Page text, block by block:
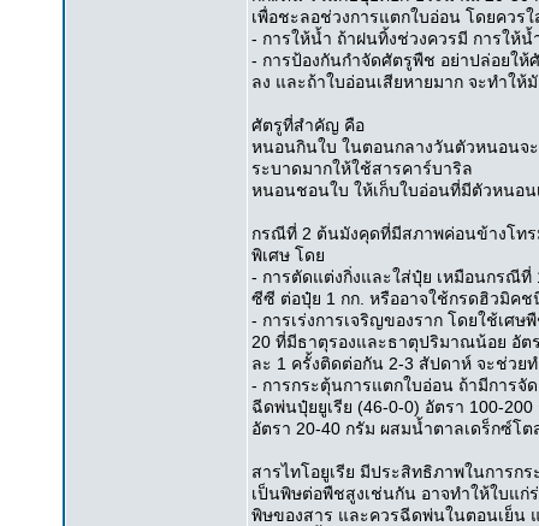
เพื่อชะลอช่วงการแตกใบอ่อน โดยควร
- การให้น้ำ ถ้าฝนทิ้งช่วงควรมี การให้น้
- การป้องกันกำจัดศัตรูพืช อย่าปล่อยใ
ลง และถ้าใบอ่อนเสียหายมาก จะทำให้
ศัตรูที่สำคัญ คือ
หนอนกินใบ ในตอนกลางวันตัวหนอนจ
ระบาดมากให้ใช้สารคาร์บาริล
หนอนชอนใบ ให้เก็บใบอ่อนที่มีตัวหนอน
กรณีที่ 2 ต้นมังคุดที่มีสภาพค่อนข้างโทร
พิเศษ โดย
- การตัดแต่งกิ่งและใส่ปุ๋ย เหมือนกรณี
ซีซี ต่อปุ๋ย 1 กก. หรืออาจใช้กรดฮิวมิคช
- การเร่งการเจริญของราก โดยใช้เศ
20 ที่มีธาตุรองและธาตุปริมาณน้อย อัต
ละ 1 ครั้งติดต่อกัน 2-3 สัปดาห์ จะช่ว
- การกระตุ้นการแตกใบอ่อน ถ้ามีการ
ฉีดพ่นปุ๋ยยูเรีย (46-0-0) อัตรา 100-
อัตรา 20-40 กรัม ผสมน้ำตาลเดร็กซ์โ
สารไทโอยูเรีย มีประสิทธิภาพในการ
เป็นพิษต่อพืชสูงเช่นกัน อาจทำให้ใบแก่
พิษของสาร และควรฉีดพ่นในตอนเย็น